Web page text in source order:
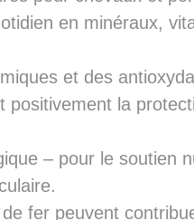
en minéraux,
et des
positivement la
– pour le soutien
fer peuvent